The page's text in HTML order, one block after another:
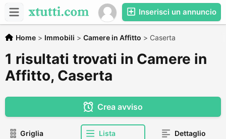
Inserisci un annuncio
Home > Immobili > Camere in Affitto > Caserta
1 risultati trovati in Camere in
Affitto, Caserta
Crea avviso
Griglia Lista Dettaglio